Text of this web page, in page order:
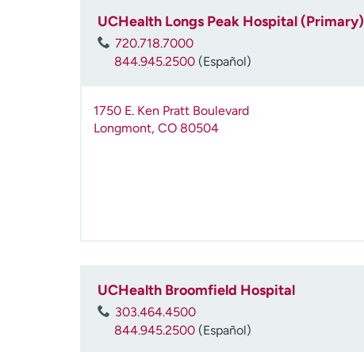
UCHealth Longs Peak Hospital (Primary)
720.718.7000
844.945.2500 (Español)
1750 E. Ken Pratt Boulevard
Longmont, CO 80504
UCHealth Broomfield Hospital
303.464.4500
844.945.2500 (Español)